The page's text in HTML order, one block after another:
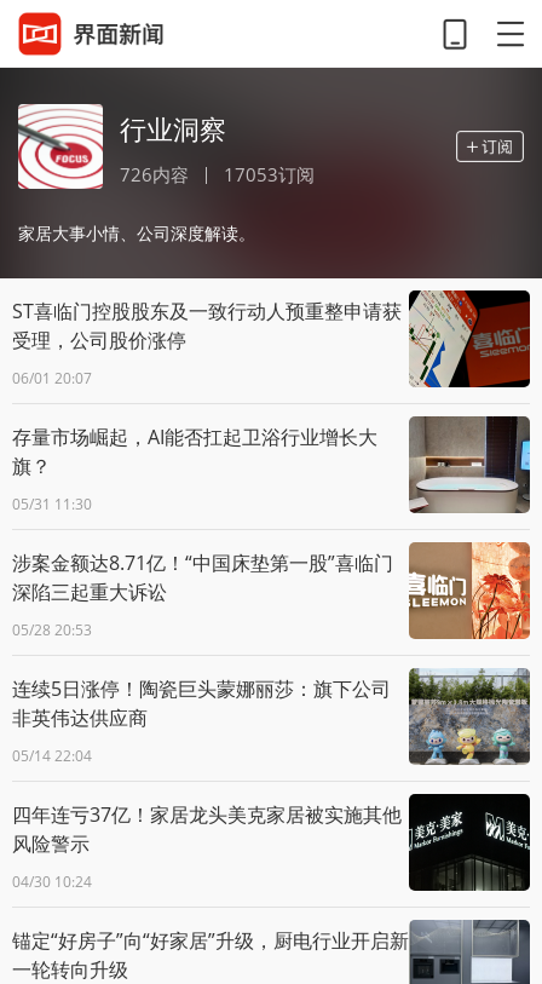
行业洞察
726内容 17053订阅
家居大事小情、公司深度解读。
ST喜临门控股股东及一致行动人预重整申请获
受理，公司股价涨停
06/01 20:07
存量市场崛起，AI能否扛起卫浴行业增长大
旗？
05/31 11:30
涉案金额达8.71亿！“中国床垫第一股”喜临门
深陷三起重大诉讼
05/28 20:53
连续5日涨停！陶瓷巨头蒙娜丽莎：旗下公司
非英伟达供应商
05/14 22:04
四年连亏37亿！家居龙头美克家居被实施其他
风险警示
04/30 10:24
锚定“好房子”向“好家居”升级，厨电行业开启新
一轮转向升级